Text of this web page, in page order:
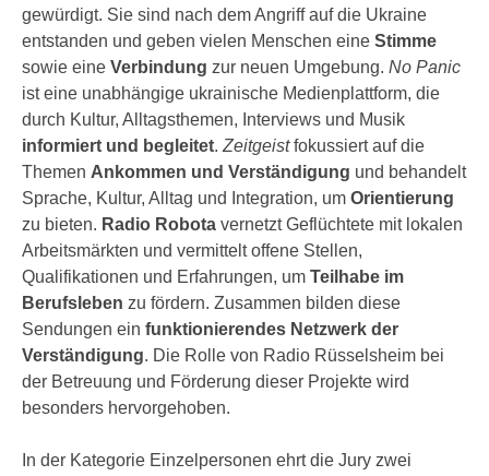
gewürdigt. Sie sind nach dem Angriff auf die Ukraine
entstanden und geben vielen Menschen eine Stimme
sowie eine Verbindung zur neuen Umgebung. No Panic
ist eine unabhängige ukrainische Medienplattform, die
durch Kultur, Alltagsthemen, Interviews und Musik
informiert und begleitet. Zeitgeistfokussiert auf die
Themen Ankommen und Verständigung und behandelt
Sprache, Kultur, Alltag und Integration, um Orientierung
zu bieten. Radio Robota vernetzt Geflüchtete mit lokalen
Arbeitsmärkten und vermittelt offene Stellen,
Qualifikationen und Erfahrungen, um Teilhabe im
Berufsleben zu fördern. Zusammen bilden diese
Sendungen ein funktionierendes Netzwerk der
Verständigung. Die Rolle von Radio Rüsselsheim bei
der Betreuung und Förderung dieser Projekte wird
besonders hervorgehoben.
In der Kategorie Einzelpersonen ehrt die Jury zwei